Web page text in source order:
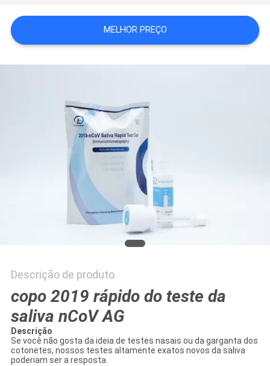
UMAS
CITAÇÕES
NOTÍCIA
MELHOR PREÇO
Descrição de produto
copo 2019 rápido do teste da
saliva nCoV AG
Descrição
Se você não gosta da ideia de testes nasais ou da garganta dos
cotonetes, nossos testes altamente exatos novos da saliva
poderiam ser a resposta.